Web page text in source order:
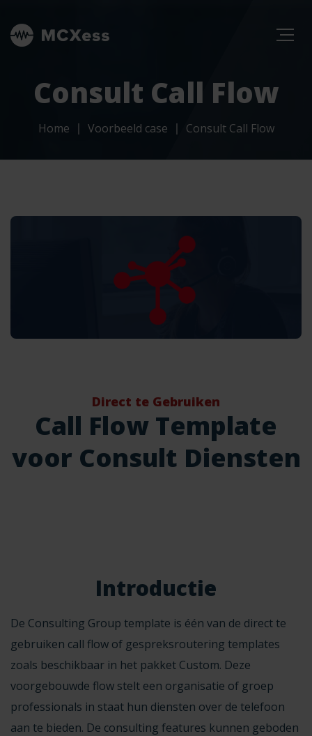
Consult Call Flow
Home Voorbeeld case Consult Call Flow
Direct te Gebruiken
Call Flow Template
voor Consult Diensten
Introductie
De Consulting Group template is één van de direct te
gebruiken call flow of gespreksroutering templates
zoals beschikbaar in het pakket Custom. Deze
voorgebouwde flow stelt een organisatie of groep
professionals in staat hun diensten over de telefoon
aan te bieden. De consulting features kunnen geboden